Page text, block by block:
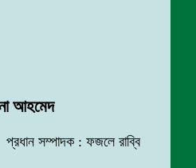
আহমেদ
প্রধান সম্পাদক : ফজলে রাব্বি